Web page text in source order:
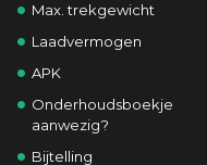
Max. trekgewicht
Laadvermogen
APK
Onderhoudsboekje
aanwezig?
Bijtelling